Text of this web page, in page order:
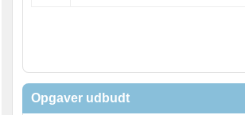
Opgaver udbudt